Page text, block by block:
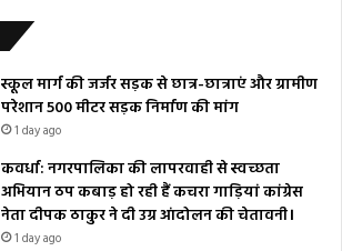
स्कूल मार्ग की जर्जर सड़क से छात्र-छात्राएं और ग्रामीण
परेशान 500 मीटर सड़क निर्माण की मांग
1 day ago
कवर्धा: नगरपालिका की लापरवाही से स्वच्छता
अभियान ठप कबाड़ हो रही हैं कचरा गाड़ियां कांग्रेस
नेता दीपक ठाकुर ने दी उग्र आंदोलन की चेतावनी।
1 day ago